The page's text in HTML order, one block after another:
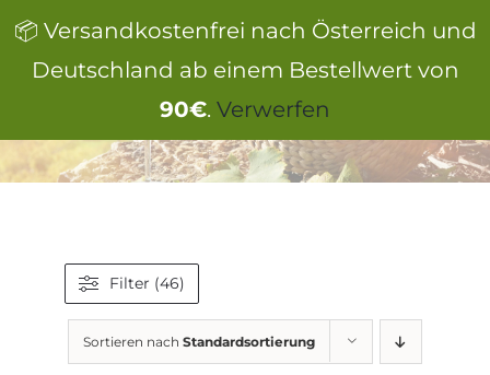
📦 Versandkostenfrei nach Österreich und
Deutschland ab einem Bestellwert von
90€. Verwerfen
Inhalt
springen
Filter (46)
Sortieren nach Standardsortierung